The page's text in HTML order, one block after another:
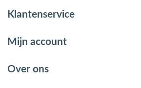
Klantenservice
Mijn account
Over ons